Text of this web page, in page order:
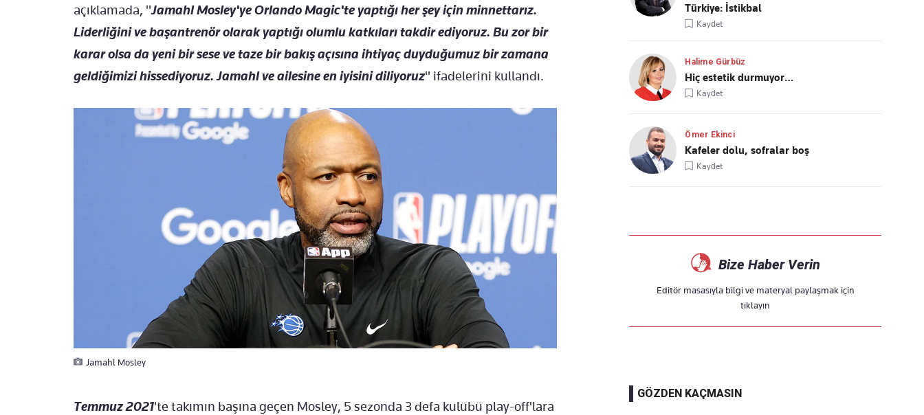
açıklamada, "Jamahl Mosley'ye Orlando Magic'te yaptığı her şey için minnettarız.
Liderliğini ve başantrenör olarak yaptığı olumlu katkıları takdir ediyoruz. Bu zor bir
karar olsa da yeni bir sese ve taze bir bakış açısına ihtiyaç duyduğumuz bir zamana
geldiğimizi hissediyoruz. Jamahl ve ailesine en iyisini diliyoruz" ifadelerini kullandı.
Jamahl Mosley
Temmuz 2021'te takımın başına geçen Mosley, 5 sezonda 3 defa kulübü play-off'lara
Türkiye: İstikbal
Kaydet
Halime Gürbüz
Hiç estetik durmuyor…
Kaydet
Ömer Ekinci
Kafeler dolu, sofralar boş
Kaydet
Bize Haber Verin
Editör masasıyla bilgi ve materyal paylaşmak için
tıklayın
GÖZDEN KAÇMASIN